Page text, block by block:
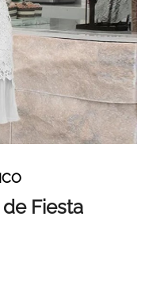
Fiesta